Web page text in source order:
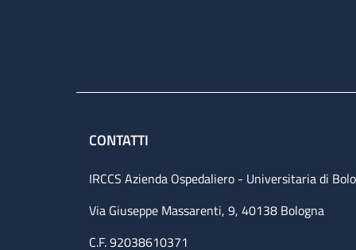
CONTATTI
IRCCS Azienda Ospedaliero - Universitaria di
Via Giuseppe Massarenti, 9, 40138 Bologna
C.F. 92038610371